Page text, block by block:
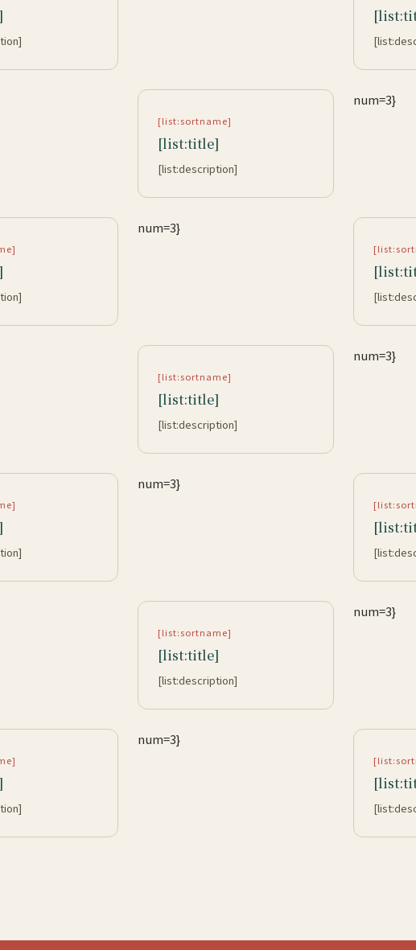
[list:sortname]
[list:title]
[list:description]
num=3}
num=3}
[list:sortname]
[list:title]
[list:description]
num=3}
num=3}
[list:sortname]
[list:title]
[list:description]
num=3}
num=3}